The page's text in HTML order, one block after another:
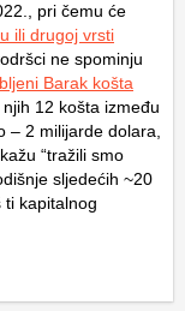
pri čemu će
ili drugoj vrsti
ne spominju
Barak košta
njih 12 košta između
– 2 milijarde dolara,
kažu “tražili smo
sljedećih ~20
ti kapitalnog